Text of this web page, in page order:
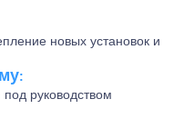
новых установок и
:
руководством